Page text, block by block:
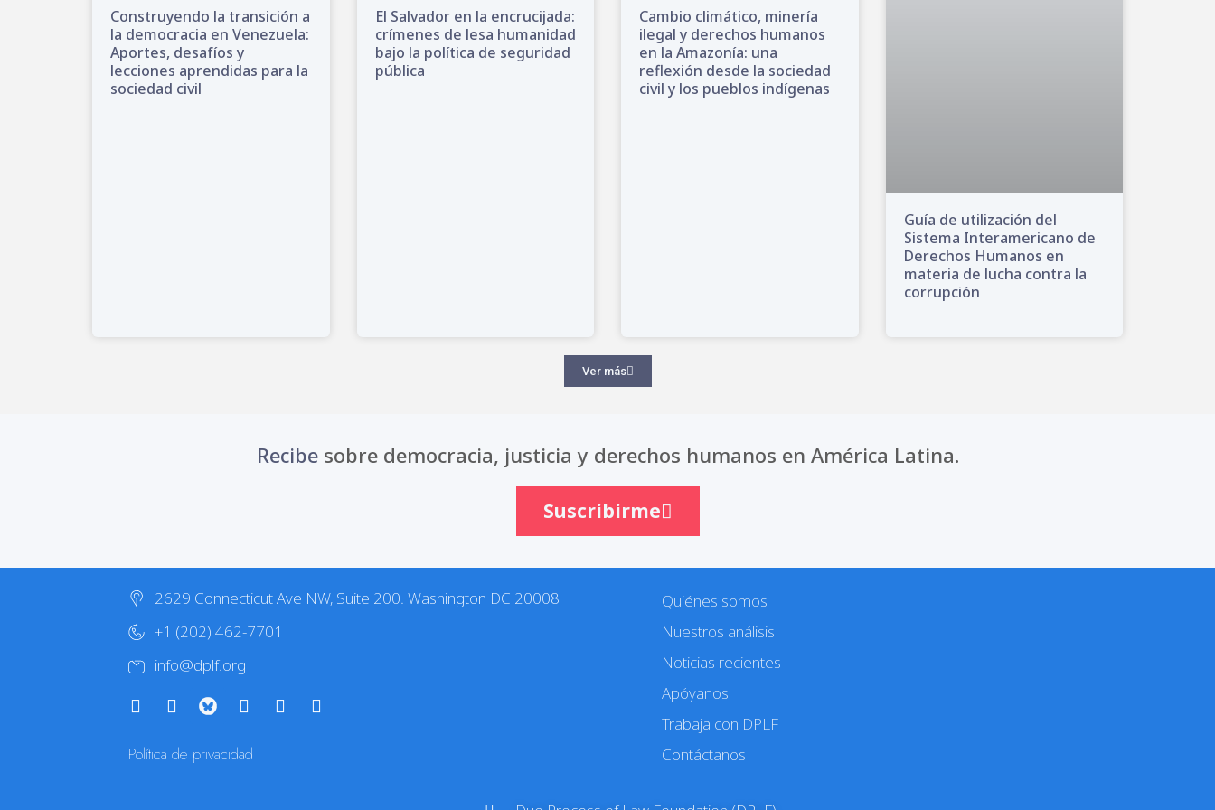
Construyendo la transición a
la democracia en Venezuela:
Aportes, desafíos y
lecciones aprendidas para la
sociedad civil
El Salvador en la encrucijada:
crímenes de lesa humanidad
bajo la política de seguridad
pública
Cambio climático, minería
ilegal y derechos humanos
en la Amazonía: una
reflexión desde la sociedad
civil y los pueblos indígenas
Guía de utilización del
Sistema Interamericano de
Derechos Humanos en
materia de lucha contra la
corrupción
Ver más
Recibe sobre democracia, justicia y derechos humanos en América Latina.
Suscribirme
2629 Connecticut Ave NW, Suite 200. Washington DC 20008
+1 (202) 462-7701
info@dplf.org
Política de privacidad
Quiénes somos
Nuestros análisis
Noticias recientes
Apóyanos
Trabaja con DPLF
Contáctanos